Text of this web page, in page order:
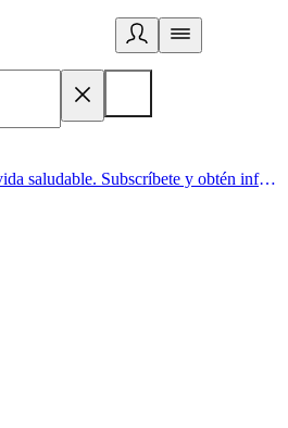
Acá comienza un estilo de vida saludable. Subscríbete y obtén información de primera mano